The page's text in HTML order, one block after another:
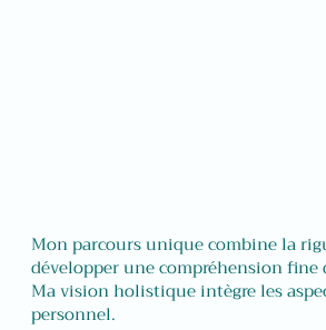
Mon parcours unique combine la
développer une compréhension
Ma vision holistique intègre les
personnel.